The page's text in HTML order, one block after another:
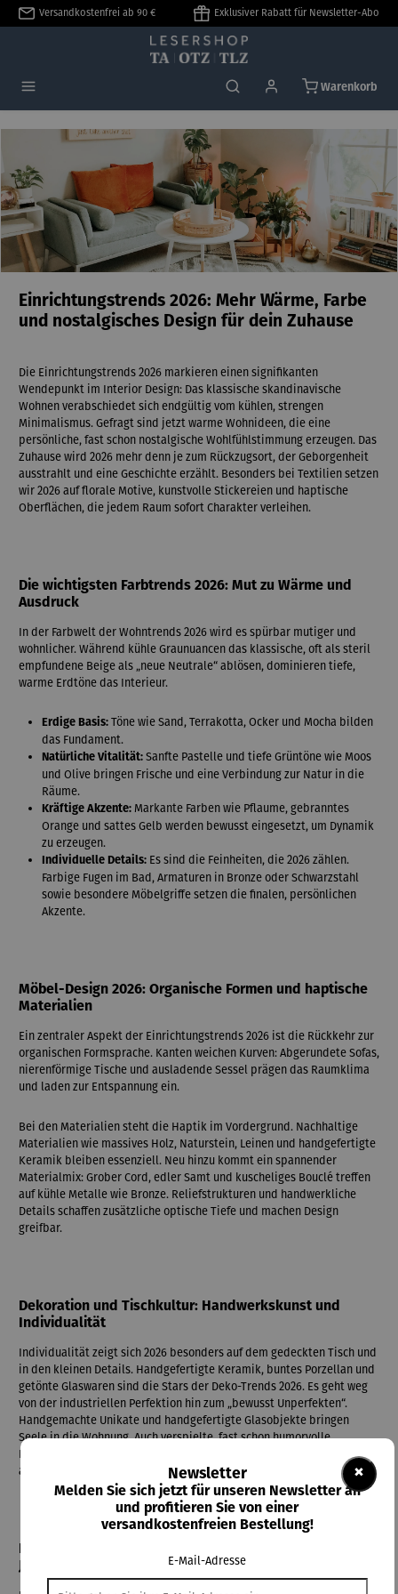
springen
Versandkostenfrei ab 90 € Exklusiver Rabatt für Newsletter-Abo
Warenkorb
Einrichtungstrends 2026: Mehr Wärme, Farbe
und nostalgisches Design für dein Zuhause
Die Einrichtungstrends 2026 markieren einen signifikanten
Wendepunkt im Interior Design: Das klassische skandinavische
Wohnen verabschiedet sich endgültig vom kühlen, strengen
Minimalismus. Gefragt sind jetzt warme Wohnideen, die eine
persönliche, fast schon nostalgische Wohlfühlstimmung erzeugen. Das
Zuhause wird 2026 mehr denn je zum Rückzugsort, der Geborgenheit
ausstrahlt und eine Geschichte erzählt. Besonders bei Textilien setzen
wir 2026 auf florale Motive, kunstvolle Stickereien und haptische
Oberflächen, die jedem Raum sofort Charakter verleihen.
Die wichtigsten Farbtrends 2026: Mut zu Wärme und
Ausdruck
In der Farbwelt der Wohntrends 2026 wird es spürbar mutiger und
wohnlicher. Während kühle Graunuancen das klassische, oft als steril
empfundene Beige als „neue Neutrale“ ablösen, dominieren tiefe,
warme Erdtöne das Interieur.
Erdige Basis:Töne wie Sand, Terrakotta, Ocker und Mocha bilden
das Fundament.
Natürliche Vitalität:Sanfte Pastelle und tiefe Grüntöne wie Moos
und Olive bringen Frische und eine Verbindung zur Natur in die
Räume.
Kräftige Akzente:Markante Farben wie Pflaume, gebranntes
Orange und sattes Gelb werden bewusst eingesetzt, um Dynamik
zu erzeugen.
Individuelle Details:Es sind die Feinheiten, die 2026 zählen.
Farbige Fugen im Bad, Armaturen in Bronze oder Schwarzstahl
sowie besondere Möbelgriffe setzen die finalen, persönlichen
Akzente.
Möbel-Design 2026: Organische Formen und haptische
Materialien
Ein zentraler Aspekt der Einrichtungstrends 2026 ist die Rückkehr zur
organischen Formsprache. Kanten weichen Kurven: Abgerundete Sofas,
nierenförmige Tische und ausladende Sessel prägen das Raumklima
und laden zur Entspannung ein.
Bei den Materialien steht die Haptik im Vordergrund. Nachhaltige
Materialien wie massives Holz, Naturstein, Leinen und handgefertigte
Keramik bleiben essenziell. Neu hinzu kommt ein spannender
Materialmix: Grober Cord, edler Samt und kuscheliges Bouclé treffen
auf kühle Metalle wie Bronze. Reliefstrukturen und handwerkliche
Details schaffen zusätzliche optische Tiefe und machen Design
greifbar.
Dekoration und Tischkultur: Handwerkskunst und
Individualität
Individualität zeigt sich 2026 besonders auf dem gedeckten Tisch und
in den kleinen Details. Handgefertigte Keramik, buntes Porzellan und
getönte Glaswaren sind die Stars der Deko-Trends 2026. Es geht weg
von der industriellen Perfektion hin zum „bewusst Unperfekten“.
Handgemachte Unikate und handgefertigte Glasobjekte bringen
Seele in die Wohnung. Auch verspielte, fast schon humorvolle
Dekorationen finden ihren Platz und lockern moderne Wohnkonzepte
auf.
Jahre
×
Newsletter
Melden Sie sich jetzt für unseren Newsletter an
und profitieren Sie von einer
versandkostenfreien Bestellung!
E-Mail-Adresse